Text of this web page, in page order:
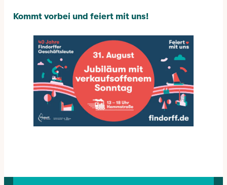
Kommt vorbei und feiert mit uns!